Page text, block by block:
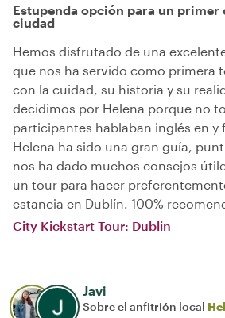
Estupenda opción para un primer
ciudad
Hemos disfrutado de una
que nos ha servido como primera
con la cuidad, su historia y su
decidimos por Helena porque no
participantes hablaban inglés en y
Helena ha sido una gran guía,
nos ha dado muchos consejos
un tour para hacer
estancia en Dublín. 100%
City Kickstart Tour: Dublin
Javi
Sobre el anfitrión local